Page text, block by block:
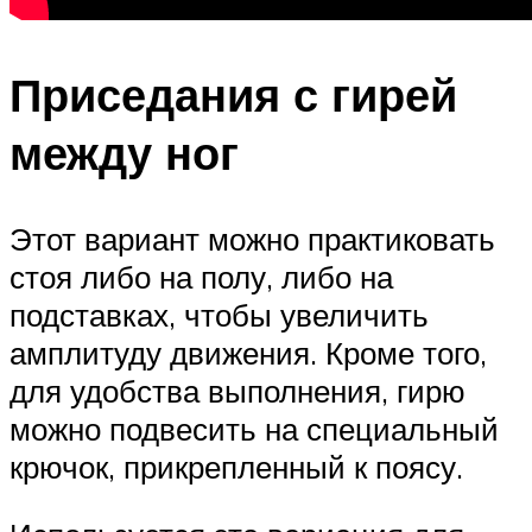
Приседания с гирей
между ног
Этот вариант можно практиковать
стоя либо на полу, либо на
подставках, чтобы увеличить
амплитуду движения. Кроме того,
для удобства выполнения, гирю
можно подвесить на специальный
крючок, прикрепленный к поясу.